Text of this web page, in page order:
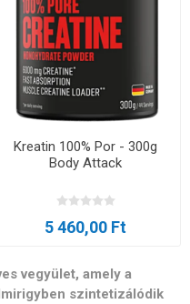
vegyület, amely a
szintetizálódik
Kreatin 100% Por - 300g
Body Attack
5 460,00 Ft